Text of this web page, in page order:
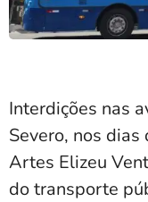
Interdições nas
Severo, nos
Artes Elizeu
do transporte